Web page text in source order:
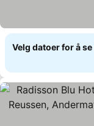
Velg datoer for å